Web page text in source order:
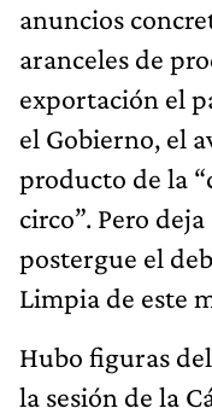
anuncios
aranceles de
exportación el
el Gobierno, el
producto de la
circo”. Pero
postergue el
Limpia de este
Hubo figuras
la sesión de la